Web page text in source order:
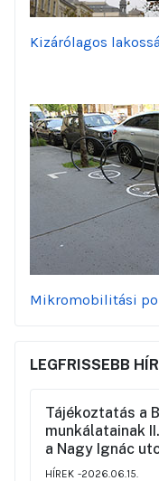
Kizárólagos
Mikromobilitási
LEGFRISSEBB
Tájékoztatás a
munkálatainak II. üteméről
a Nagy Ignác
valamint a
HÍREK 2026.06.15.